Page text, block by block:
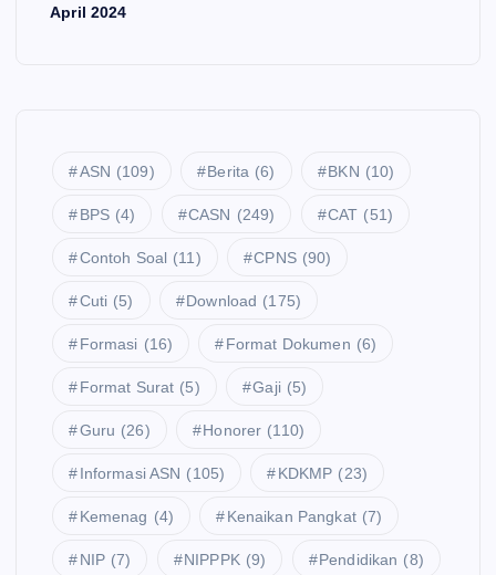
April 2024
ASN (109) Berita (6) BKN (10)
BPS (4) CASN (249) CAT (51)
Contoh Soal (11) CPNS (90)
Cuti (5) Download (175)
Formasi (16) Format Dokumen (6)
Format Surat (5) Gaji (5)
Guru (26) Honorer (110)
Informasi ASN (105) KDKMP (23)
Kemenag (4) Kenaikan Pangkat (7)
NIP (7) NIPPPK (9) Pendidikan (8)